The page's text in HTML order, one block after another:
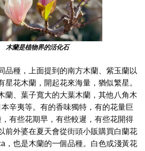
木蘭是植物界的活化石
品種，上面提到的南方木蘭、紫玉蘭以
星花木蘭，開起花來海量，猶似繁星。
蘭、葉子寬大的大葉木蘭，其他八角木
辛夷等。有的香味獨特，有的花量巨
有些花期早，有些較遲，有些花開得
前外婆在夏天會從街頭小販購買白蘭花
，也是木蘭的一個品種。白色或淺黃花